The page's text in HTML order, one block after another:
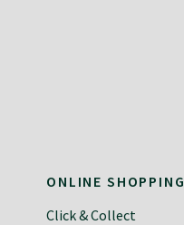
ONLINE SHOPPING
Click & Collect